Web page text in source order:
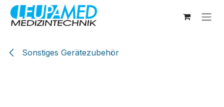
Zum Inhalt springen
Sonstiges Gerätezubehör